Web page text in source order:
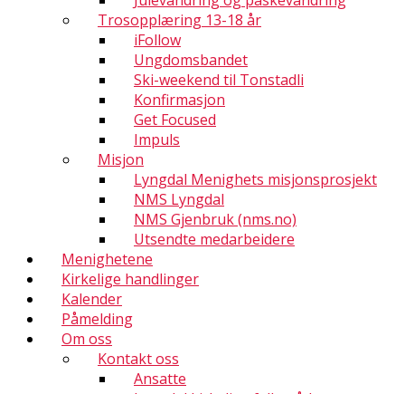
Trosopplæring 13-18 år
iFollow
Ungdomsbandet
Ski-weekend til Tonstadli
Konfirmasjon
Get Focused
Impuls
Misjon
Lyngdal Menighets misjonsprosjekt
NMS Lyngdal
NMS Gjenbruk (nms.no)
Utsendte medarbeidere
Menighetene
Kirkelige handlinger
Kalender
Påmelding
Om oss
Kontakt oss
Ansatte